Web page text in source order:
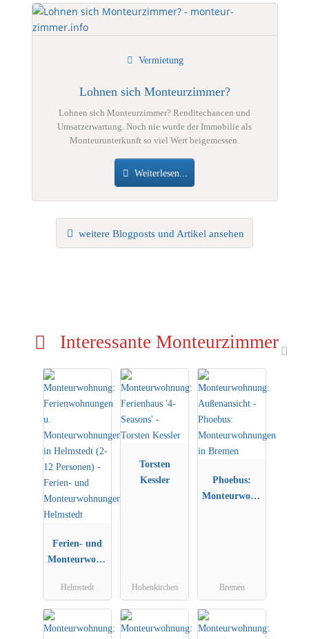
Lohnen sich Monteurzimmer?
Vermietung
Lohnen sich Monteurzimmer? Renditechancen und
Umsatzerwartung. Noch nie wurde der Immobilie als
Monteurunterkunft so viel Wert beigemessen.
Weiterlesen...
weitere Blogposts und Artikel ansehen
Interessante Monteurzimmer
Ferien- und
Monteurwohn
Helmstedt
Helmstedt
Torsten
Kessler
Hohenkirchen
Phoebus:
Monteurwohn
Bremen